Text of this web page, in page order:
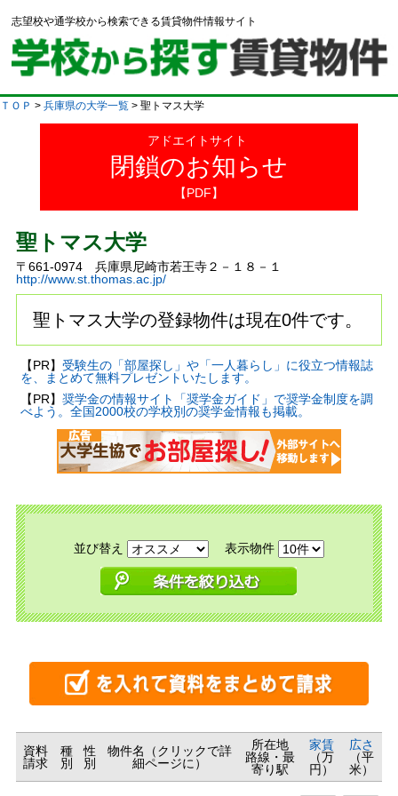
志望校や通学校から検索できる賃貸物件情報サイト
ＴＯＰ > 兵庫県の大学一覧 > 聖トマス大学
アドエイトサイト
閉鎖のお知らせ
【PDF】
聖トマス大学
〒661-0974 兵庫県尼崎市若王寺２－１８－１
http://www.st.thomas.ac.jp/
聖トマス大学の登録物件は現在0件です。
【PR】 受験生の「部屋探し」や「一人暮らし」に役立つ情報誌
を、まとめて無料プレゼントいたします。
【PR】 奨学金の情報サイト「奨学金ガイド」で奨学金制度を調
べよう。全国2000校の学校別の奨学金情報も掲載。
並び替え 表示物件
資料
請求
種
別
性
別
物件名（クリックで詳
細ページに）
所在地
路線・最
寄り駅
家賃
（万
円）
広さ
（平
米）